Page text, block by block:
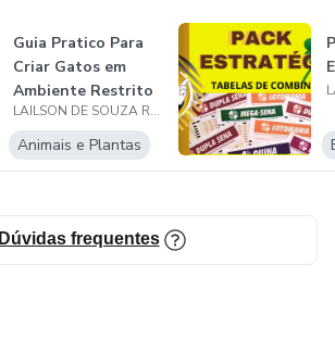
Guia Pratico Para
Criar Gatos em
Ambiente Restrito
LAILSON DE SOUZA RODRIGUES
Animais e Plantas
Dúvidas frequentes